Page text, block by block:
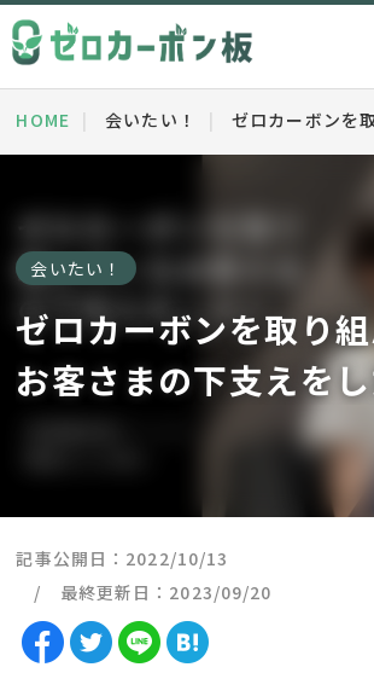
HOME 会いたい！ ゼロカーボンを
会いたい！
ゼロカーボンを取り
お客さまの下支えを
記事公開日：2022/10/13
最終更新日：2023/09/20